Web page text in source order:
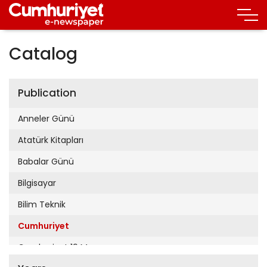
Catalog
Publication
Anneler Günü
Atatürk Kitapları
Babalar Günü
Bilgisayar
Bilim Teknik
Cumhuriyet
Cumhuriyet 19 Mayıs